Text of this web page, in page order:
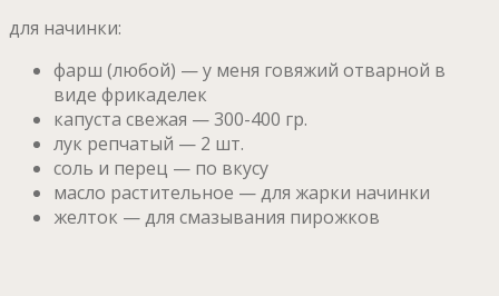
для начинки:
фарш (любой) — у меня говяжий отварной в
виде фрикаделек
капуста свежая — 300-400 гр.
лук репчатый — 2 шт.
соль и перец — по вкусу
масло растительное — для жарки начинки
желток — для смазывания пирожков